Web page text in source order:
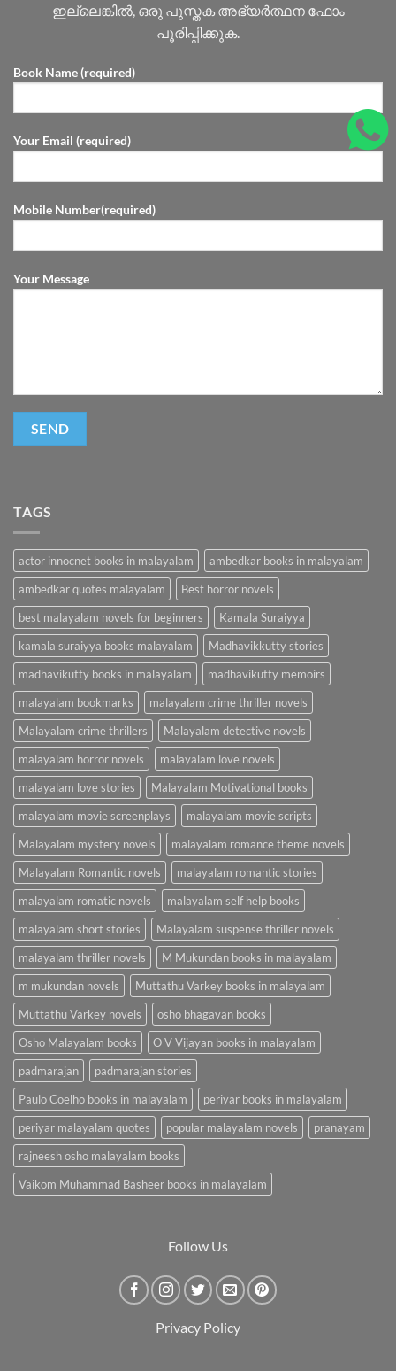
ഇല്ലെങ്കിൽ, ഒരു പുസ്തക അഭ്യർത്ഥന ഫോം
പൂരിപ്പിക്കുക.
Book Name (required)
Your Email (required)
Mobile Number(required)
Your Message
TAGS
actor innocnet books in malayalam
ambedkar books in malayalam
ambedkar quotes malayalam
Best horror novels
best malayalam novels for beginners
Kamala Suraiyya
kamala suraiyya books malayalam
Madhavikkutty stories
madhavikutty books in malayalam
madhavikutty memoirs
malayalam bookmarks
malayalam crime thriller novels
Malayalam crime thrillers
Malayalam detective novels
malayalam horror novels
malayalam love novels
malayalam love stories
Malayalam Motivational books
malayalam movie screenplays
malayalam movie scripts
Malayalam mystery novels
malayalam romance theme novels
Malayalam Romantic novels
malayalam romantic stories
malayalam romatic novels
malayalam self help books
malayalam short stories
Malayalam suspense thriller novels
malayalam thriller novels
M Mukundan books in malayalam
m mukundan novels
Muttathu Varkey books in malayalam
Muttathu Varkey novels
osho bhagavan books
Osho Malayalam books
O V Vijayan books in malayalam
padmarajan
padmarajan stories
Paulo Coelho books in malayalam
periyar books in malayalam
periyar malayalam quotes
popular malayalam novels
pranayam
rajneesh osho malayalam books
Vaikom Muhammad Basheer books in malayalam
Follow Us
Privacy Policy